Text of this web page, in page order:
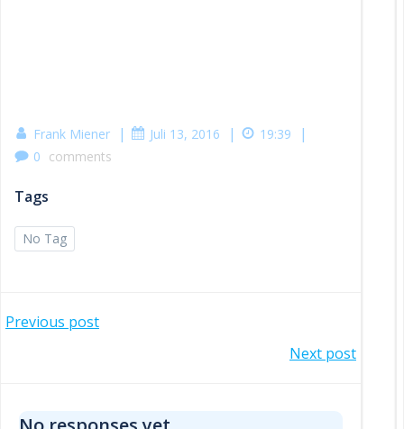
Frank Miener | Juli 13, 2016 | 19:39 |
0 comments
Tags
No Tag
Post
Previous post
navigation
Next post